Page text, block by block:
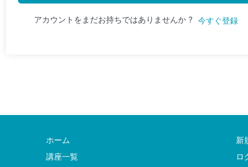
アカウントをまだお持ちではありませんか ? 今すぐ登録
ホーム
講座一覧
新
ロ